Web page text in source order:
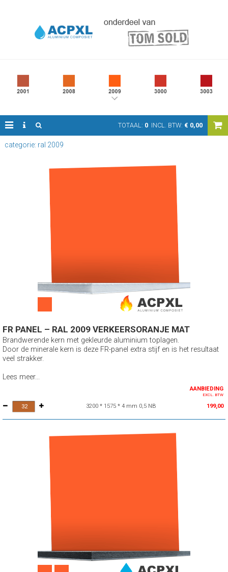
TOTAAL: 0 INCL. BTW: € 0,00
categorie: ral 2009
FR PANEL – RAL 2009 VERKEERSORANJE MAT
Brandwerende kern met gekleurde aluminium toplagen.
Door de minerale kern is deze FR-panel extra stijf en is het resultaat
veel strakker.
Lees meer...
AANBIEDING
EXCL. BTW
3200 * 1575 * 4 mm 0,5 NB 199,00